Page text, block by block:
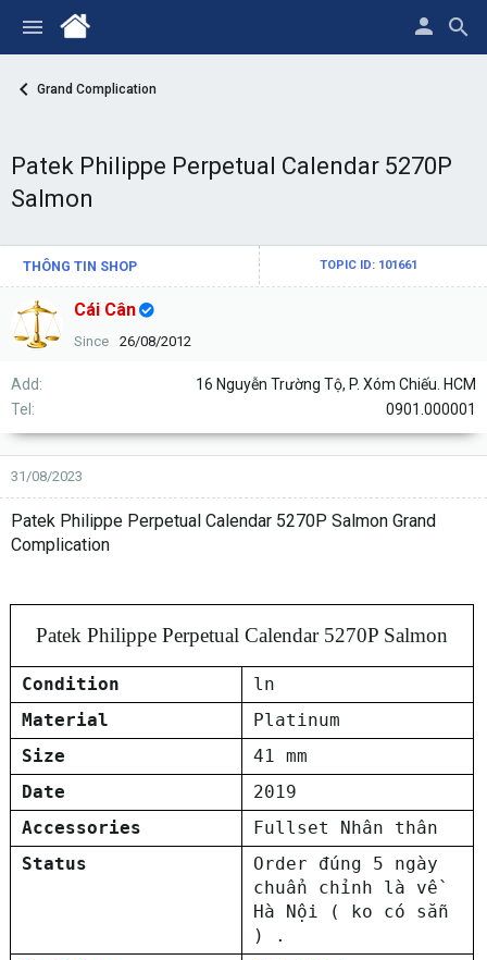
Grand Complication
Patek Philippe Perpetual Calendar 5270P
Salmon
THÔNG TIN SHOP TOPIC ID: 101661
Cái Cân
Since 26/08/2012
Add
16 Nguyễn Trường Tộ, P. Xóm Chiếu. HCM
Tel
0901.000001
31/08/2023
Patek Philippe Perpetual Calendar 5270P Salmon Grand
Complication
Patek Philippe Perpetual Calendar 5270P Salmon
Condition
ln
Material
Platinum
Size
41 mm
Date
2019
Accessories
Fullset Nhân thân
Status
Order đúng 5 ngày
chuẩn chỉnh là về
Hà Nội ( ko có sẵn
) .